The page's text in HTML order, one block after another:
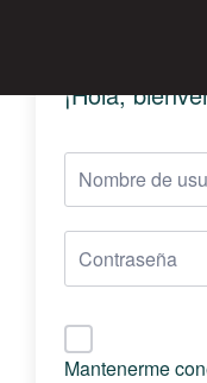
¡Hola,
Mantenerme